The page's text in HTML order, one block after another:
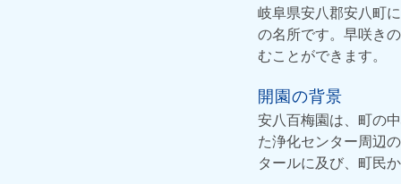
岐阜県安八郡安八町
の名所です。早咲き
むことができます。
開園の背景
安八百梅園は、町の
た浄化センター周辺
タールに及び、町民